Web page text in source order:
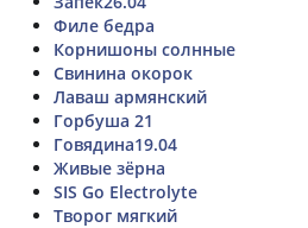
Филе бедра
Корнишоны солнные
Свинина окорок
Лаваш армянский
Горбуша 21
Говядина19.04
Живые зёрна
SIS Go Electrolyte
Творог мягкий